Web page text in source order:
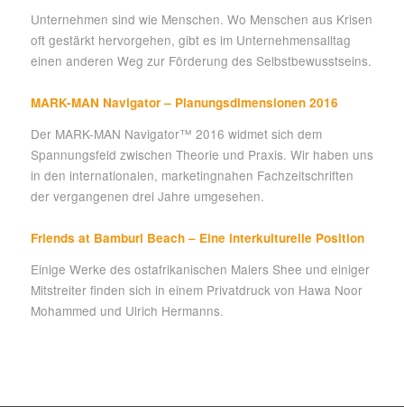
Unternehmen sind wie Menschen. Wo Menschen aus Krisen
oft gestärkt hervorgehen, gibt es im Unternehmensalltag
einen anderen Weg zur Förderung des Selbstbewusstseins.
MARK-MAN Navigator – Planungsdimensionen 2016
Der MARK-MAN Navigator™ 2016 widmet sich dem
Spannungsfeld zwischen Theorie und Praxis. Wir haben uns
in den internationalen, marketingnahen Fachzeitschriften
der vergangenen drei Jahre umgesehen.
Friends at Bamburi Beach – Eine interkulturelle Position
Einige Werke des ostafrikanischen Malers Shee und einiger
Mitstreiter finden sich in einem Privatdruck von Hawa Noor
Mohammed und Ulrich Hermanns.